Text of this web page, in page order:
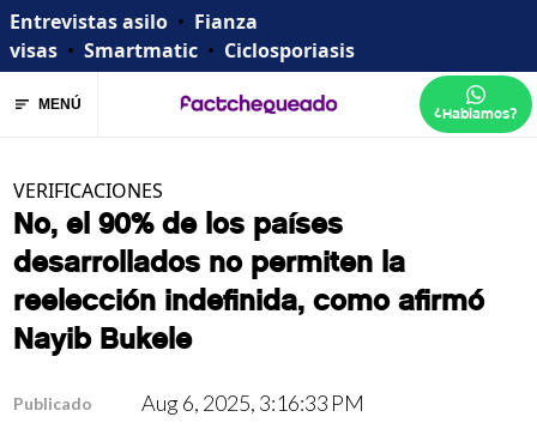
Entrevistas asilo • Fianza
visas • Smartmatic • Ciclosporiasis
MENÚ ¿Hablamos?
VERIFICACIONES
No, el 90% de los países
desarrollados no permiten la
reelección indefinida, como afirmó
Nayib Bukele
Publicado Aug 6, 2025, 3:16:33 PM